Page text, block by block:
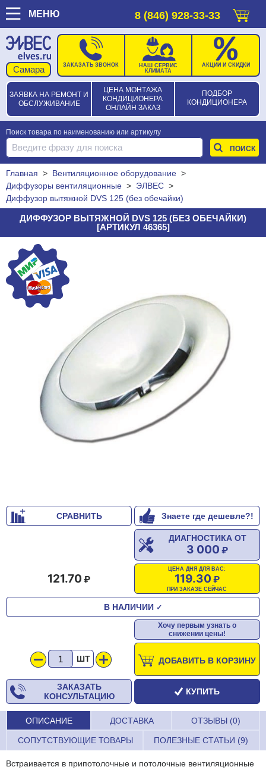
МЕНЮ 8 (846) 928-33-33
ЗАЯВКА НА РЕМОНТ И
ОБСЛУЖИВАНИЕ
ЦЕНА МОНТАЖА
КОНДИЦИОНЕРА
ОНЛАЙН ЗАКАЗ
ПОДБОР
КОНДИЦИОНЕРА
ЗАКАЗАТЬ ЗВОНОК
НАШ СЕРВИС
КЛИМАТА
АКЦИИ И СКИДКИ
Поиск товара по наименованию или артикулу
Главная > Вентиляционное оборудование >
Диффузоры вентиляционные > ЭЛВЕС >
Диффузор вытяжной DVS 125 (без обечайки)
ДИФФУЗОР ВЫТЯЖНОЙ DVS 125 (БЕЗ ОБЕЧАЙКИ)
[АРТИКУЛ 46365]
СРАВНИТЬ Знаете где дешевле?!
ДИАГНОСТИКА ОТ
3 000
ЦЕНА ДНЯ ДЛЯ ВАС:
119.30
ПРИ ЗАКАЗЕ СЕЙЧАС
121.70
В НАЛИЧИИ ✓
Хочу первым узнать о
снижении цены!
ШТ ДОБАВИТЬ В КОРЗИНУ
ЗАКАЗАТЬ
КОНСУЛЬТАЦИЮ
КУПИТЬ
ОПИСАНИЕ ДОСТАВКА ОТЗЫВЫ (0)
СОПУТСТВУЮЩИЕ ТОВАРЫ ПОЛЕЗНЫЕ СТАТЬИ (9)
Встраивается в припотолочные и потолочные вентиляционные